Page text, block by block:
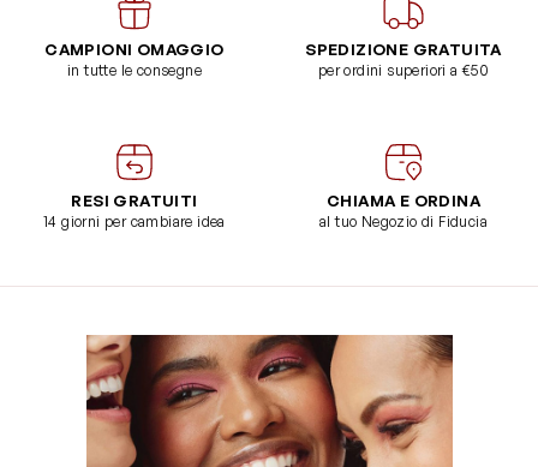
CAMPIONI OMAGGIO
in tutte le consegne
SPEDIZIONE GRATUITA
per ordini superiori a €50
RESI GRATUITI
14 giorni per cambiare idea
CHIAMA E ORDINA
al tuo Negozio di Fiducia